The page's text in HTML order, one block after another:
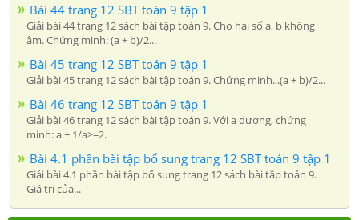
Bài 44 trang 12 SBT toán 9 tập 1
Giải bài 44 trang 12 sách bài tập toán 9. Cho hai số a, b không
âm. Chứng minh: (a + b)/2...
Bài 45 trang 12 SBT toán 9 tập 1
Giải bài 45 trang 12 sách bài tập toán 9. Chứng minh...(a + b)/2...
Bài 46 trang 12 SBT toán 9 tập 1
Giải bài 46 trang 12 sách bài tập toán 9. Với a dương, chứng
minh: a + 1/a>=2.
Bài 4.1 phần bài tập bổ sung trang 12 SBT toán 9 tập 1
Giải bài 4.1 phần bài tập bổ sung trang 12 sách bài tập toán 9.
Giá trị của...